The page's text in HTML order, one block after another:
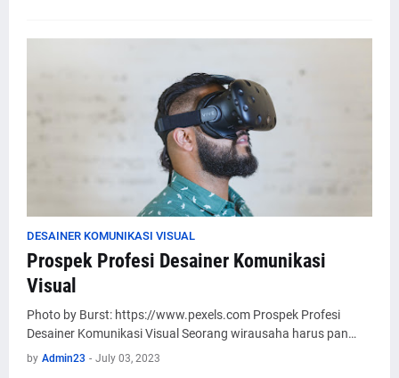
DESAINER KOMUNIKASI VISUAL
Prospek Profesi Desainer Komunikasi
Visual
Photo by Burst: https://www.pexels.com Prospek Profesi
Desainer Komunikasi Visual Seorang wirausaha harus pan…
by Admin23 - July 03, 2023